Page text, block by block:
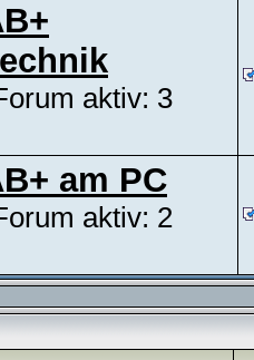
aktiv: 3
am PC
aktiv: 2